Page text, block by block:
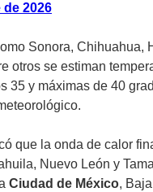
2026
Sonora, Chihuahua,
otros se estiman
35 y máximas de 40
que la onda de calor
Nuevo León y
Ciudad de México,